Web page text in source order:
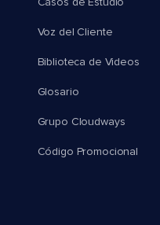
Casos de Estudio
Voz del Cliente
Biblioteca de Videos
Glosario
Grupo Cloudways
Código Promocional